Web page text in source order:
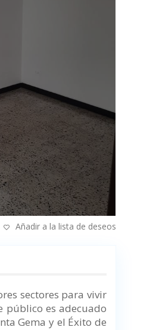
Añadir a la lista de deseos
sectores para vivir
público es adecuado
Gema y el Éxito de